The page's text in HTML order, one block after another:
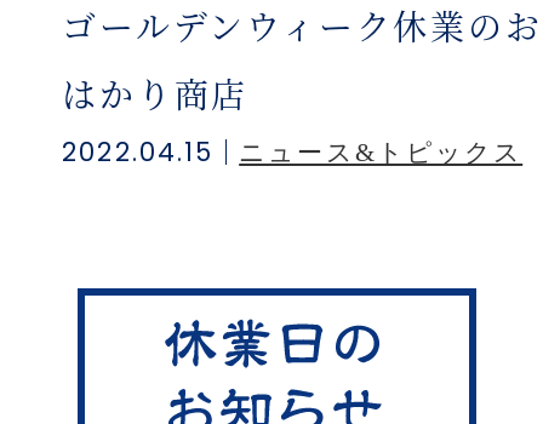
ゴールデンウィーク休業の
はかり商店
2022.04.15 ニュース&トピックス